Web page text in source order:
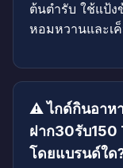
ต้นตำรับ ใช้แป้ง
หอมหวานและเ
⚠️ ไกด์กินอาห
ฝาก30รับ150
โดยแบรนด์ใด